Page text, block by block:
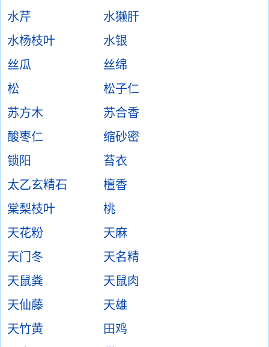
水芹
水獭肝
水杨枝叶
水银
丝瓜
丝绵
松
松子仁
苏方木
苏合香
酸枣仁
缩砂密
锁阳
苔衣
太乙玄精石
檀香
棠梨枝叶
桃
天花粉
天麻
天门冬
天名精
天鼠粪
天鼠肉
天仙藤
天雄
天竹黄
田鸡